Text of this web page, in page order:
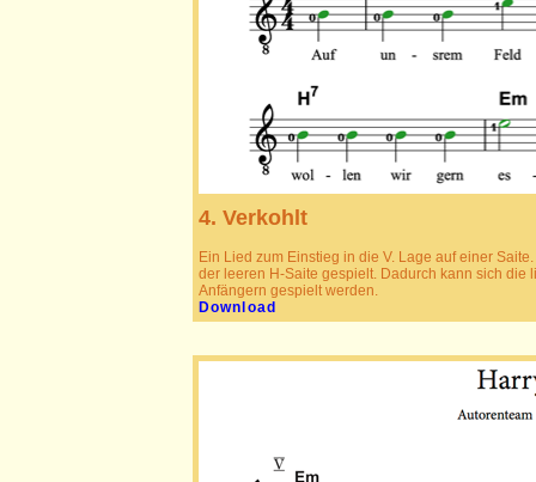
4. Verkohlt
Ein Lied zum Einstieg in die V. Lage auf einer
der leeren H-Saite gespielt. Dadurch kann sich
Anfängern gespielt werden.
Download